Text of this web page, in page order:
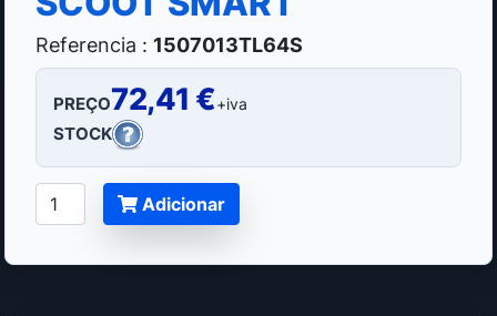
Referencia : 1507013TL64S
PREÇO72,41 €+iva
STOCK
Adicionar